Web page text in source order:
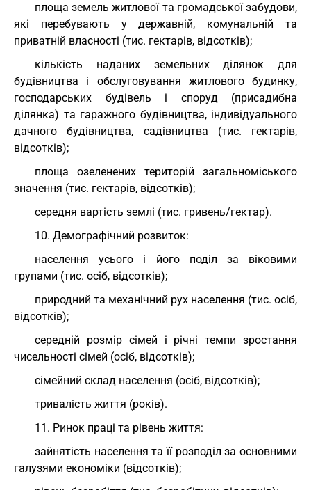
площа земель житлової та громадської забудови,
які перебувають у державній, комунальній та
приватній власності (тис. гектарів, відсотків);
кількість наданих земельних ділянок для
будівництва і обслуговування житлового будинку,
господарських будівель і споруд (присадибна
ділянка) та гаражного будівництва, індивідуального
дачного будівництва, садівництва (тис. гектарів,
відсотків);
площа озеленених територій загальноміського
значення (тис. гектарів, відсотків);
середня вартість землі (тис. гривень/гектар).
10. Демографічний розвиток:
населення усього і його поділ за віковими
групами (тис. осіб, відсотків);
природний та механічний рух населення (тис. осіб,
відсотків);
середній розмір сімей і річні темпи зростання
чисельності сімей (осіб, відсотків);
сімейний склад населення (осіб, відсотків);
тривалість життя (років).
11. Ринок праці та рівень життя:
зайнятість населення та її розподіл за основними
галузями економіки (відсотків);